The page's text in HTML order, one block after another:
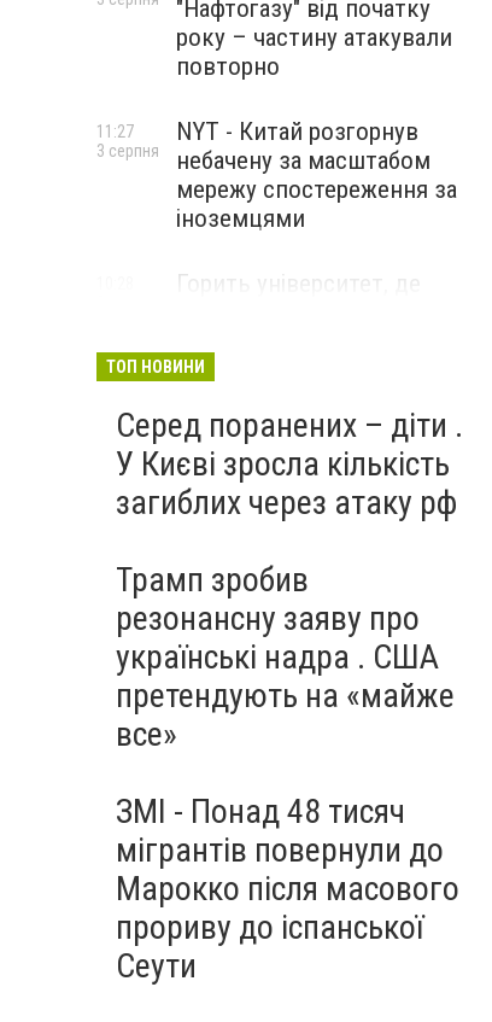
"Нафтогазу" від початку
року – частину атакували
повторно
NYT - Китай розгорнув
небачену за масштабом
мережу спостереження за
іноземцями
11:27
3 серпня
Горить університет, де
ТОП НОВИНИ
Серед поранених – діти .
У Києві зросла кількість
загиблих через атаку рф
Трамп зробив
резонансну заяву про
українські надра . США
претендують на «майже
все»
ЗМІ - Понад 48 тисяч
мігрантів повернули до
Марокко після масового
прориву до іспанської
Сеути